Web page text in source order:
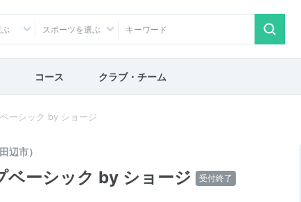
スポーツを選ぶ
コース クラブ・チーム
ーシック by ショージ
辺市）
ーシック by ショージ 受付終了